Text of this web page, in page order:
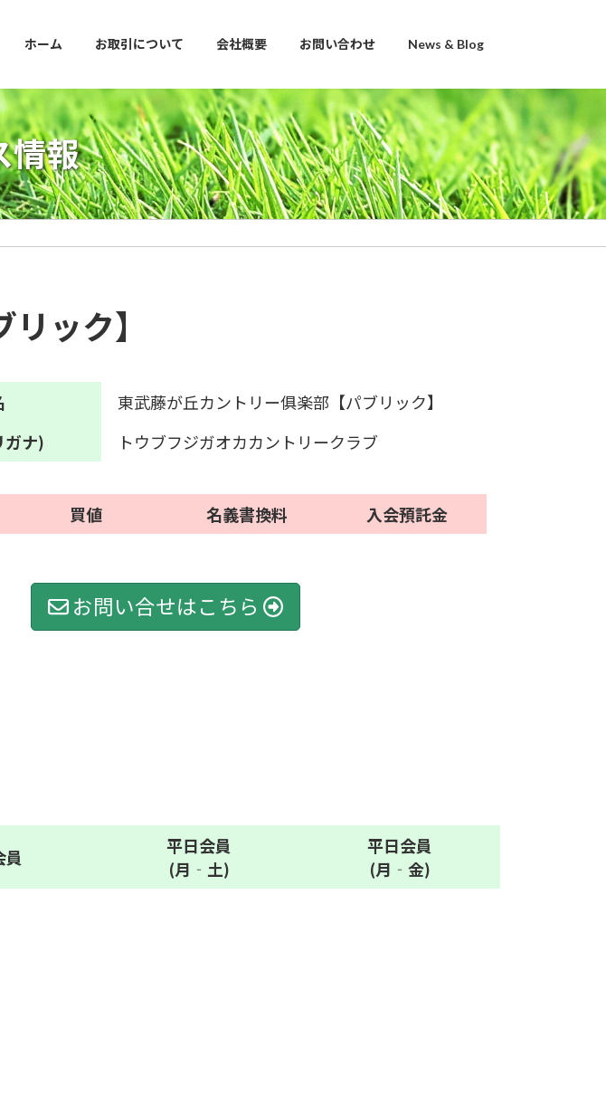
ホーム お取引について 会社概要 お問い合わせ News & Blog
情報
ック】
東武藤が丘カントリー俱楽部【パブリック】
ガナ) トウブフジガオカカントリークラブ
買値 名義書換料 入会預託金
お問い合せはこちら
員
平日会員
(月‐土)
平日会員
(月‐金)